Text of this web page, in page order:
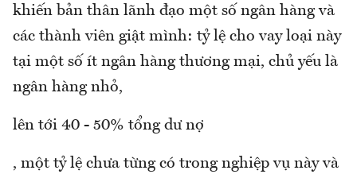
khiến bản thân lãnh đạo một số ngân hàng và
các thành viên giật mình: tỷ lệ cho vay loại này
tại một số ít ngân hàng thương mại, chủ yếu là
ngân hàng nhỏ,
lên tới 40 - 50% tổng dư nợ
, một tỷ lệ chưa từng có trong nghiệp vụ này và